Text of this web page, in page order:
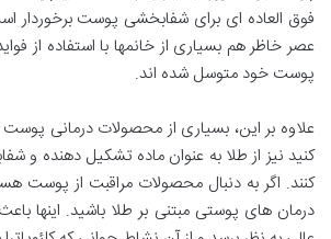
فوق العاده ای برای شفابخشی پوست برخوردار
عصر خاظر هم بسیاری از خانمها با استفاده از
پوست خود متوسل شده اند.
علاوه بر این، بسیاری از محصولات درمانی پوست
کنید نیز از طلا به عنوان ماده تشکیل دهنده و
کنند. اگر به دنبال محصولات مراقبت از پوست
درمان های پوستی مبتنی بر طلا باشید. اینها